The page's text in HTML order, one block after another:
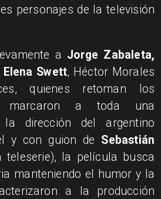
personajes de la televisión
a Jorge Zabaleta,
Swett, Héctor Morales
quienes retoman los
marcaron a toda una
la dirección del argentino
y con guion de Sebastián
teleserie), la película busca
manteniendo el humor y la
a la producción